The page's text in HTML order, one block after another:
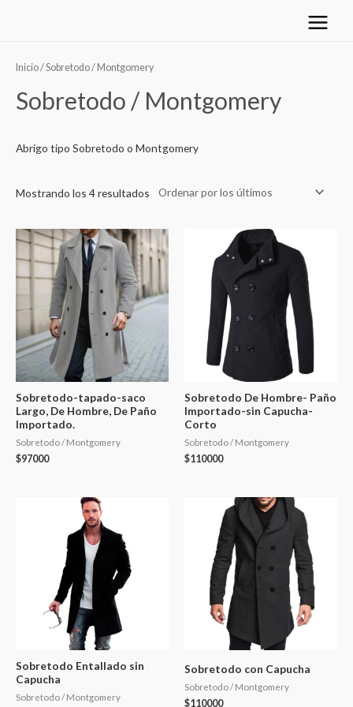
Main
Inicio/ Sobretodo / Montgomery
Sobretodo / Montgomery
Abrigo tipo Sobretodo o Montgomery
Mostrando los 4 resultados
los
últimos
Sobretodo-tapado-saco
Largo, De Hombre, De Paño
Importado.
Sobretodo / Montgomery
$97000
Sobretodo De Hombre- Paño
Importado-sin Capucha-
Corto
Sobretodo / Montgomery
$110000
Sobretodo Entallado sin
Capucha
Sobretodo / Montgomery
Sobretodo con Capucha
Sobretodo / Montgomery
$110000